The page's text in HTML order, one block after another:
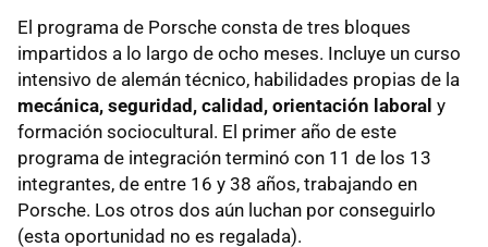
El programa de Porsche consta de tres bloques
impartidos a lo largo de ocho meses. Incluye un curso
intensivo de alemán técnico, habilidades propias de la
mecánica, seguridad, calidad, orientación laboral y
formación sociocultural. El primer año de este
programa de integración terminó con 11 de los 13
integrantes, de entre 16 y 38 años, trabajando en
Porsche. Los otros dos aún luchan por conseguirlo
(esta oportunidad no es regalada).